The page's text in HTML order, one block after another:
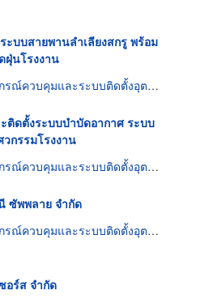
ะบบสายพานลำเลียงสกรู พร้อม
ฝุ่นโรงงาน
ณ์ควบคุมและระบบติดตั้งอุตสาหกรรม
ติดตั้งระบบบำบัดอากาศ ระบบ
กรรมโรงงาน
ณ์ควบคุมและระบบติดตั้งอุตสาหกรรม
ซัพพลาย จำกัด
ณ์ควบคุมและระบบติดตั้งอุตสาหกรรม
อร์ส จำกัด